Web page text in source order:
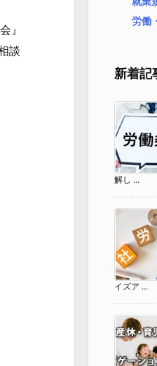
』
談
労働
新着記
解し ...
イズア ...